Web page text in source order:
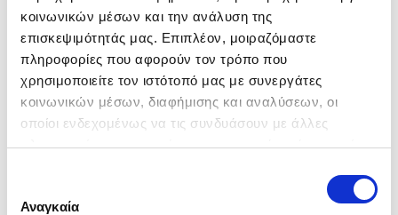
κοινωνικών μέσων και την ανάλυση της
επισκεψιμότητάς μας. Επιπλέον, μοιραζόμαστε
πληροφορίες που αφορούν τον τρόπο που
χρησιμοποιείτε τον ιστότοπό μας με συνεργάτες
κοινωνικών μέσων, διαφήμισης και αναλύσεων, οι
οποίοι ενδεχομένως να τις συνδυάσουν με άλλες
πληροφορίες που τους έχετε παραχωρήσει ή τις οποίες
Αναγκαία
E-mail(*)